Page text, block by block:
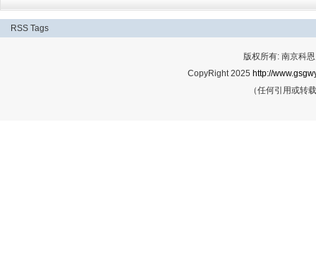
RSS Tags
版权所有: 南京科
CopyRight 2025 http://
（任何引用或转